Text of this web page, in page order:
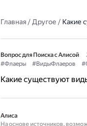
Главная/Другое / Какие
Вопрос для Поиска с Алисой
#Флаеры
#ВидыФлаеров
Какие существуют
Алиса
На основе источников,